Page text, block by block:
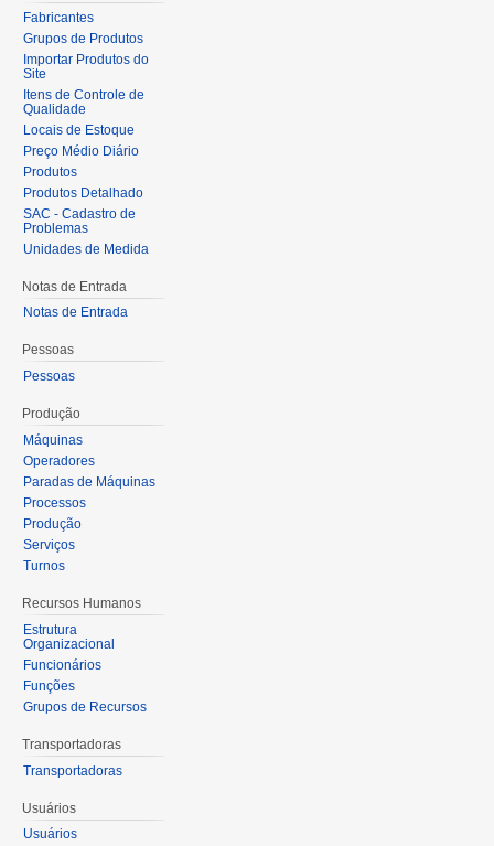
Fabricantes
Grupos de Produtos
Importar Produtos do
Site
Itens de Controle de
Qualidade
Locais de Estoque
Preço Médio Diário
Produtos
Produtos Detalhado
SAC - Cadastro de
Problemas
Unidades de Medida
Notas de Entrada
Notas de Entrada
Pessoas
Pessoas
Produção
Máquinas
Operadores
Paradas de Máquinas
Processos
Produção
Serviços
Turnos
Recursos Humanos
Estrutura
Organizacional
Funcionários
Funções
Grupos de Recursos
Transportadoras
Transportadoras
Usuários
Usuários